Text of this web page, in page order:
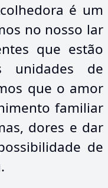
é um
no nosso lar
que estão
unidades de
que o amor
familiar
dores e dar
de